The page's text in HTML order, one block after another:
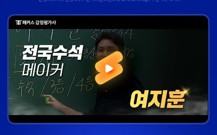
해커스에서 하라고
추천합니다.
합격생 김*훈님 합격생 김*인님
해커스의 선생님들의
강의력이 너무 좋았어요.
덕분에 노베이스로
합격할 수 있었습니다.
해커스의 선생님들이
직접 답안을 봐주시고
피드백 해주셔서 합격할
수 있었습니다.